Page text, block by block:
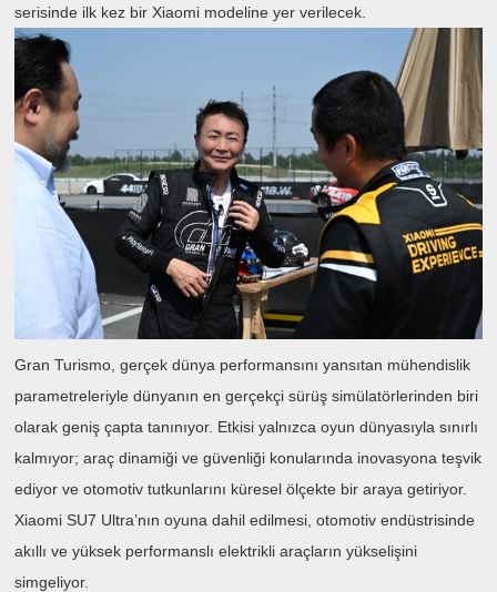
serisinde ilk kez bir Xiaomi modeline yer verilecek.
Gran Turismo, gerçek dünya performansını yansıtan mühendislik
parametreleriyle dünyanın en gerçekçi sürüş simülatörlerinden biri
olarak geniş çapta tanınıyor. Etkisi yalnızca oyun dünyasıyla sınırlı
kalmıyor; araç dinamiği ve güvenliği konularında inovasyona teşvik
ediyor ve otomotiv tutkunlarını küresel ölçekte bir araya getiriyor.
Xiaomi SU7 Ultra’nın oyuna dahil edilmesi, otomotiv endüstrisinde
akıllı ve yüksek performanslı elektrikli araçların yükselişini
simgeliyor.